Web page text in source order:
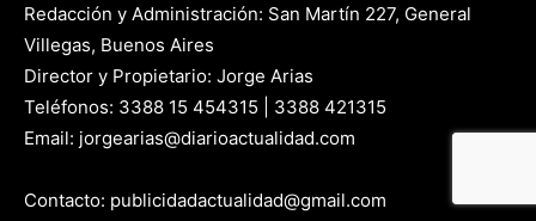
Redacción y Administración: San Martín 227, General
Villegas, Buenos Aires
Director y Propietario: Jorge Arias
Teléfonos: 3388 15 454315 | 3388 421315
Email: jorgearias@diarioactualidad.com
Contacto: publicidadactualidad@gmail.com